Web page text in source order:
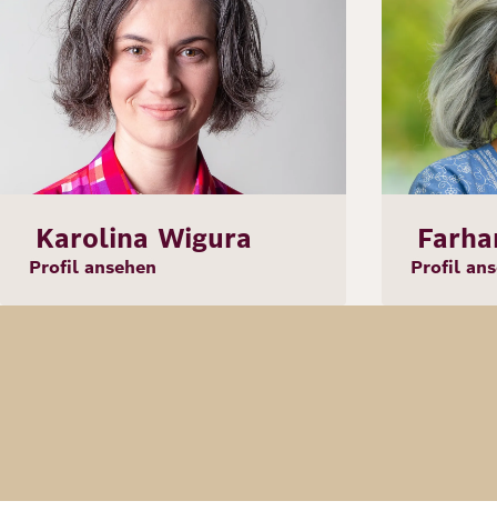
Karolina Wigura
Profil ansehen Profil